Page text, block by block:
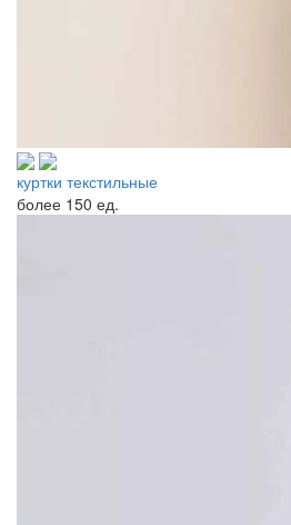
куртки текстильные
более 150 ед.